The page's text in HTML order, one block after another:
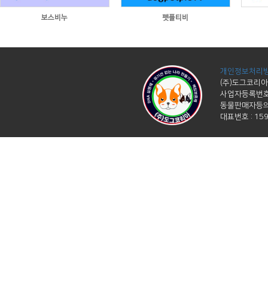
보스비누 펫플티비
개인정보처리
(주)도그코리
사업자등록
동물판매자등
대표번호 :